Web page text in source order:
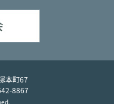
Facebook
本町67
8867